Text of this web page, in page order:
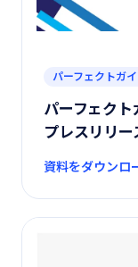
パーフェクトガ
パーフェクト
プレスリリ
資料をダウンロ